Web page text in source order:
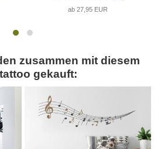
ab 27,95 EUR
zusammen mit diesem
gekauft: